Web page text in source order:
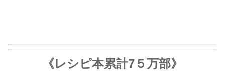
《レシピ本累計7５万部》